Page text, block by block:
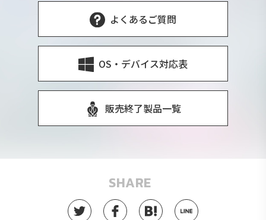
よくあるご質問
OS・デバイス対応表
販売終了製品一覧
SHARE